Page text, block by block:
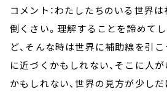
コメント：わたしたちのいる世界
倒くさい。理解することを諦めて
ど、そんな時は世界に補助線を引
に近づくかもしれない、そこに人
かもしれない、世界の見方が少しだ